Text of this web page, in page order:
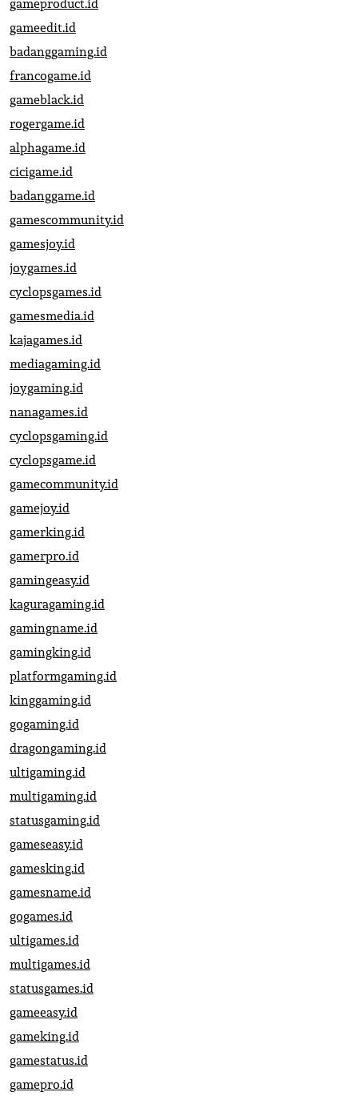
gameedit.id
badanggaming.id
francogame.id
gameblack.id
rogergame.id
alphagame.id
cicigame.id
badanggame.id
gamescommunity.id
gamesjoy.id
joygames.id
cyclopsgames.id
gamesmedia.id
kajagames.id
mediagaming.id
joygaming.id
nanagames.id
cyclopsgaming.id
cyclopsgame.id
gamecommunity.id
gamejoy.id
gamerking.id
gamerpro.id
gamingeasy.id
kaguragaming.id
gamingname.id
gamingking.id
platformgaming.id
kinggaming.id
gogaming.id
dragongaming.id
ultigaming.id
multigaming.id
statusgaming.id
gameseasy.id
gamesking.id
gamesname.id
gogames.id
ultigames.id
multigames.id
statusgames.id
gameeasy.id
gameking.id
gamestatus.id
gamepro.id